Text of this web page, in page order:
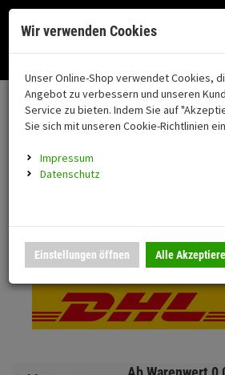
Fahrzeugteile
Neuheiten
coming soon
Anmelden | Registrieren
Ihr
Ergebnisse ()
Nutzung unserer Dienste erklären Sie
Okay
Menü
Motorrad auswählen
Versand & Lieferung
Bitte wählen Sie Ihr Lieferland.
DHL National
Wir verwenden Cookies
Unser Online-Shop verwendet Cookies,
Angebot zu verbessern und unseren
Service zu bieten. Indem Sie auf
Sie sich mit unseren Cookie-Richtlinien
Impressum
Datenschutz
Einstellungen öffnen Alle